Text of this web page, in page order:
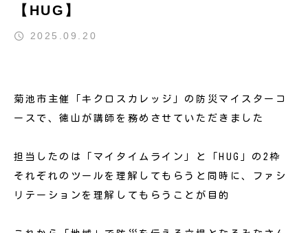
【HUG】
2025.09.20
菊池市主催「キクロスカレッジ」の防災マイスターコ
ースで、徳山が講師を務めさせていただきました
担当したのは「マイタイムライン」と「HUG」の2枠
それぞれのツールを理解してもらうと同時に、ファシ
リテーションを理解してもらうことが目的